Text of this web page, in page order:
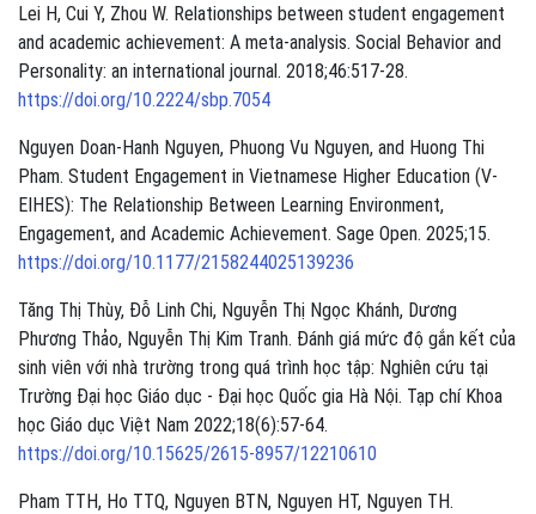
Lei H, Cui Y, Zhou W. Relationships between student engagement
and academic achievement: A meta-analysis. Social Behavior and
Personality: an international journal. 2018;46:517-28.
https://doi.org/10.2224/sbp.7054
Nguyen Doan-Hanh Nguyen, Phuong Vu Nguyen, and Huong Thi
Pham. Student Engagement in Vietnamese Higher Education (V-
EIHES): The Relationship Between Learning Environment,
Engagement, and Academic Achievement. Sage Open. 2025;15.
https://doi.org/10.1177/2158244025139236
Tăng Thị Thùy, Đỗ Linh Chi, Nguyễn Thị Ngọc Khánh, Dương
Phương Thảo, Nguyễn Thị Kim Tranh. Đánh giá mức độ gắn kết của
sinh viên với nhà trường trong quá trình học tập: Nghiên cứu tại
Trường Đại học Giáo dục - Đại học Quốc gia Hà Nội. Tạp chí Khoa
học Giáo dục Việt Nam 2022;18(6):57-64.
https://doi.org/10.15625/2615-8957/12210610
Pham TTH, Ho TTQ, Nguyen BTN, Nguyen HT, Nguyen TH.